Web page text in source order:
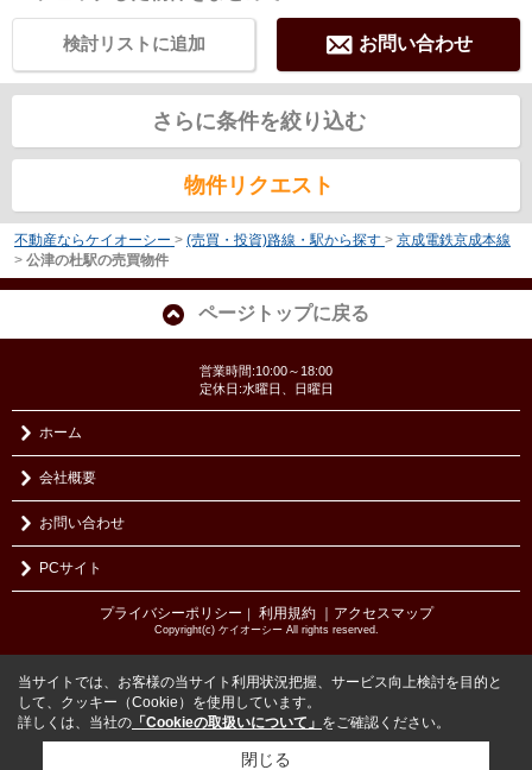
お問い合わせ
検討リストに追加
さらに条件を絞り込む
物件リクエスト
不動産ならケイオーシー > (売買・投資)路線・駅から探す > 京成電鉄京成本線
> 公津の杜駅の売買物件
ページトップに戻る
営業時間:10:00～18:00
定休日:水曜日、日曜日
ホーム
会社概要
お問い合わせ
PCサイト
プライバシーポリシー ｜ 利用規約 ｜アクセスマップ
Copyright(c) ケイオーシー All rights reserved.
当サイトでは、お客様の当サイト利用状況把握、サービス向上検討を目的と
して、クッキー（Cookie）を使用しています。
詳しくは、当社の 「Cookieの取扱いについて」 をご確認ください。
閉じる